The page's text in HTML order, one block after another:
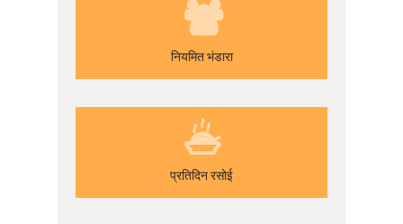
नियमित भंडारा
प्रतिदिन रसोई